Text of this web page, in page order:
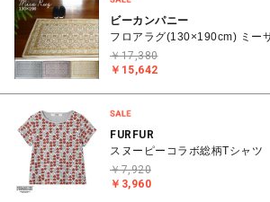
ビーカンパニー
フロアラグ(130×190cm) ミー
￥15,642
￥17,380
FURFUR
スヌーピーコラボ総柄Tシャツ
￥3,960
￥7,920